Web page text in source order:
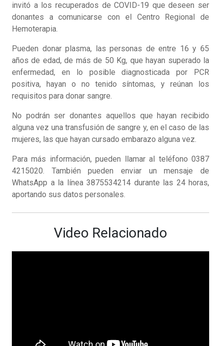
invitó a los recuperados de COVID-19 que deseen ser
donantes a comunicarse con el Centro Regional de
Hemoterapia.
Pueden donar plasma, las personas de entre 16 y 65
años de edad, de más de 50 Kg, que hayan superado la
enfermedad, en lo posible diagnosticada por PCR
positiva, hayan o no tenido síntomas, y reúnan los
requisitos para donar sangre.
No podrán ser donantes aquellos que hayan recibido
alguna vez una transfusión de sangre y, en el caso de las
mujeres, las que hayan cursado embarazo alguna vez.
Para más información, pueden llamar al teléfono 0387
4215020. También pueden enviar un mensaje de
WhatsApp a la línea 3875534214 durante las 24 horas,
aportando sus datos personales.
Video Relacionado